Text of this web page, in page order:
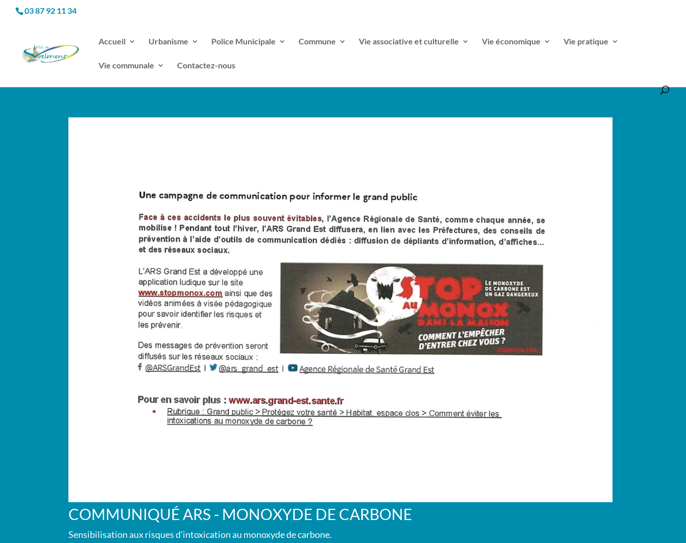
03 87 92 11 34
Accueil Urbanisme Police Municipale Commune Vie associative et culturelle Vie économique Vie pratique
Vie communale Contactez-nous
COMMUNIQUÉ ARS - MONOXYDE DE CARBONE
Sensibilisation aux risques d’intoxication au monoxyde de carbone.